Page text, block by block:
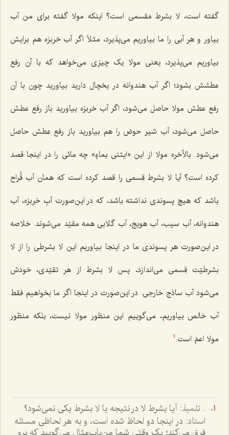
گفته است، لا بشرط مَقسمی است؟ اینکه مولا گفته برای من آب
بیاور و هر آبی را ما بیاوریم می‌پذیرد، مثلاً اگر آب خربزه هم برایش
بیاوریم می‌پذیرد، یعنی مولا یک چیزی می‌خواهد که با آن رفع
عطشش بشود؛ اگر آب هندوانه در یخچال دارید بیاورید چون با آن
رفع عطش مولا حاصل می‌شود، اگر آب خربزه بیاورید باز رفع عطش
حاصل می‌شود، آب شیر حوض را هم بیاورید باز رفع عطش حاصل
می‌شود. بالأخره مولا از این «ایتنی بماءٍ» چه مائی را در اینجا قصد
کرده است؟ آیا لا بشرط قِسمی را قصد کرده است که همان آب قُراح
باشد که هیچ پسوندی نداشته باشد، که در این‌صورت آبِ خربزه، آب
هندوانه، آب سیب، آب هویج، آب گلابی همه مقیّد می‌شوند. خلاصه
در این‌صورت هر پسوندی ما در اینجا بیاوریم این لا بشرطی را از لا
بشرطیّت قِسمی می‌اندازد، پس لا بشرط از هر تقیّدی، خودش
می‌شود آب ساذج خارجی. در این‌صورت در اینجا اگر ما بخواهیم فقط
آب خالص بیاوریم، می‌گوییم این منظور مولا نیست، بلکه منظور
مولا اعمّ است. 1
. تلمیذ: آیا بشرط لا در نتیجه با لا بشرط یکی نمی‌شود؟
استاد: در اینجا دو لحاظ شده است، و به هر لحاظی مسئله